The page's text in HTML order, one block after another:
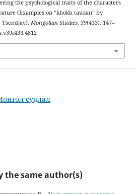
the psychological traits of the characters
(Examples on “khokh tavilan” by
Tsendjav). Mongolian Studies, 39(433), 147–
судлал
the same author(s)